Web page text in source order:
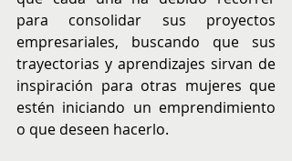
para consolidar sus proyectos
empresariales, buscando que sus
trayectorias y aprendizajes sirvan de
inspiración para otras mujeres que
estén iniciando un emprendimiento
o que deseen hacerlo.